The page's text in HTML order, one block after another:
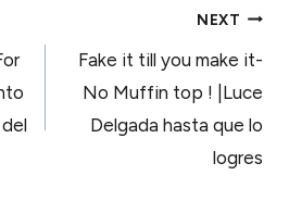
NEXT
Fake it till you make it-
No Muffin top ! |Luce
Delgada hasta que lo
logres